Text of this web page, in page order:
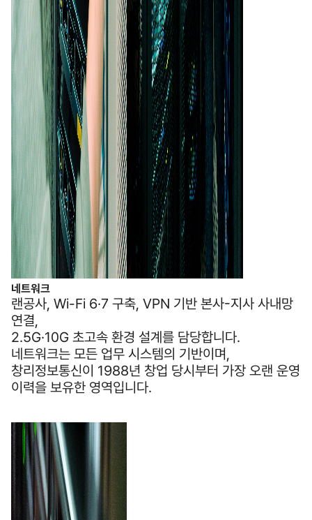
네트워크
랜공사, Wi-Fi 6·7 구축, VPN 기반 본사-지사 사내망
연결,
2.5G·10G 초고속 환경 설계를 담당합니다.
네트워크는 모든 업무 시스템의 기반이며,
창리정보통신이 1988년 창업 당시부터 가장 오랜 운영
이력을 보유한 영역입니다.